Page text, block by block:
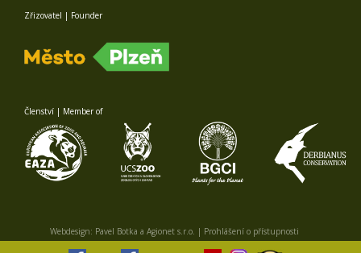
Zřizovatel | Founder
Členství | Member of
Webdesign: Pavel Botka a Agionet s.r.o. | Prohlášení o přístupnosti